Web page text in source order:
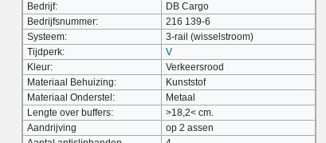
Bedrijf:
DB Cargo
Bedrijfsnummer:
216 139-6
Systeem:
3-rail (wisselstroom)
Tijdperk:
V
Kleur:
Verkeersrood
Materiaal Behuizing:
Kunststof
Materiaal Onderstel:
Metaal
Lengte over buffers:
>18,2< cm.
Aandrijving
op 2 assen